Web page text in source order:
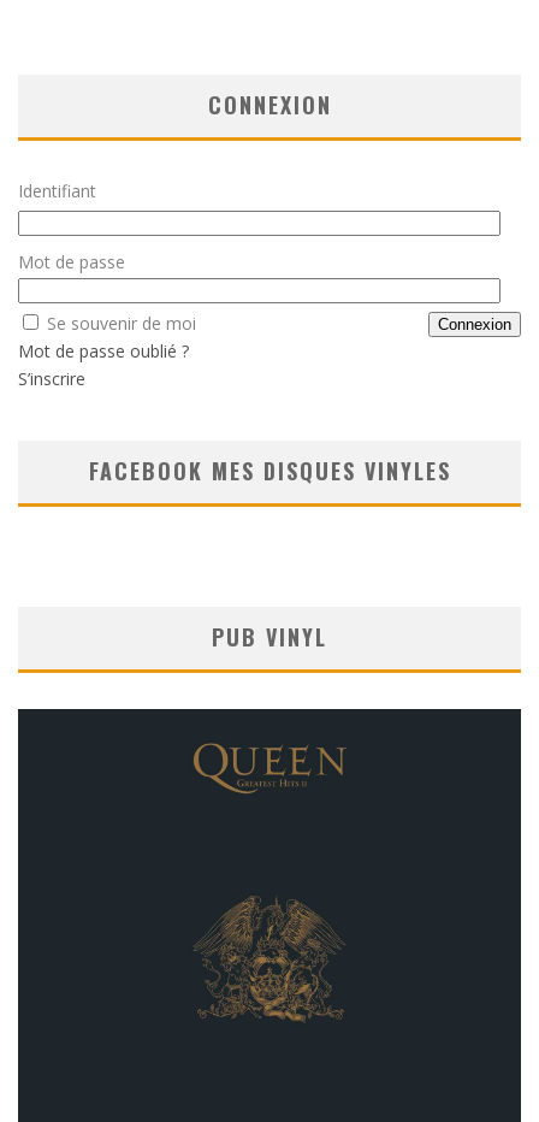
CONNEXION
Identifiant
Mot de passe
Se souvenir de moi
Mot de passe oublié ?
S’inscrire
FACEBOOK MES DISQUES VINYLES
PUB VINYL